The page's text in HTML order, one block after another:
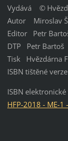
Vydává ©
Autor Miroslav
Editor Petr
DTP Petr Bartoš
Tisk Hvězdárna
ISBN tištěné
ISBN
HFP-2018 - ME-